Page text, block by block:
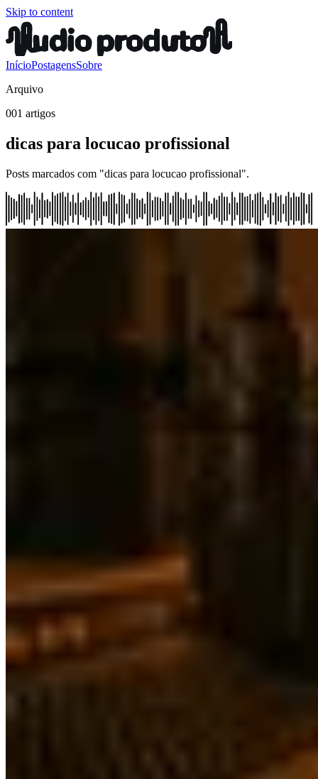
Skip to content
InícioPostagensSobre
Arquivo
001 artigos
dicas para locucao profissional
Posts marcados com "dicas para locucao profissional".